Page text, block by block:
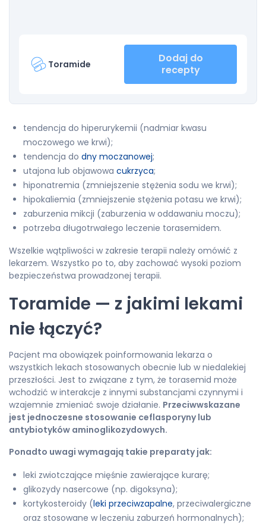
Toramide
Dodaj do
recepty
tendencja do hiperurykemii (nadmiar kwasu
moczowego we krwi);
tendencja do dny moczanowej;
utajona lub objawowa cukrzyca;
hiponatremia (zmniejszenie stężenia sodu we krwi);
hipokaliemia (zmniejszenie stężenia potasu we krwi);
zaburzenia mikcji (zaburzenia w oddawaniu moczu);
potrzeba długotrwałego leczenie torasemidem.
Wszelkie wątpliwości w zakresie terapii należy omówić z
lekarzem. Wszystko po to, aby zachować wysoki poziom
bezpieczeństwa prowadzonej terapii.
Toramide — z jakimi lekami
nie łączyć?
Pacjent ma obowiązek poinformowania lekarza o
wszystkich lekach stosowanych obecnie lub w niedalekiej
przeszłości. Jest to związane z tym, że torasemid może
wchodzić w interakcje z innymi substancjami czynnymi i
wzajemnie zmieniać swoje działanie. Przeciwwskazane
jest jednoczesne stosowanie ceflasporyny lub
antybiotyków aminoglikozydowych.
Ponadto uwagi wymagają takie preparaty jak:
leki zwiotczające mięśnie zawierające kurarę;
glikozydy nasercowe (np. digoksyna);
kortykosteroidy (leki przeciwzapalne, przeciwalergiczne
oraz stosowane w leczeniu zaburzeń hormonalnych);